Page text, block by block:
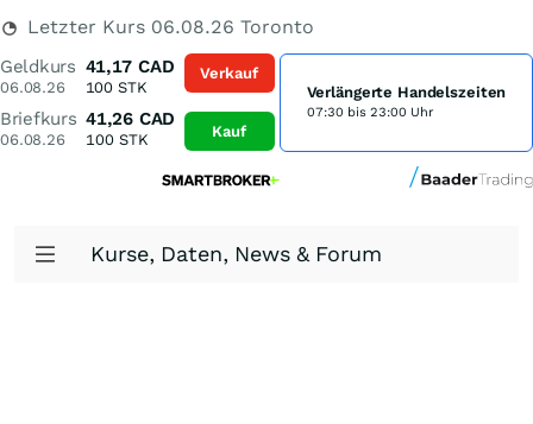
Letzter Kurs 06.08.26 Toronto
Geldkurs
06.08.26
41,17 CAD
100 STK
Briefkurs
06.08.26
41,26 CAD
100STK
Verkauf
Kauf
Verlängerte Handelszeiten
07:30 bis 23:00 Uhr
Kurse, Daten, News & Forum